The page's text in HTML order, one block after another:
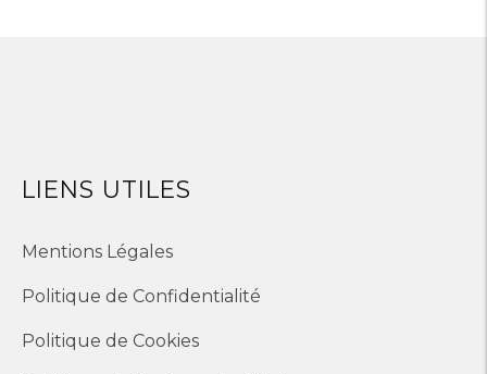
LIENS UTILES
Mentions Légales
Politique de Confidentialité
Politique de Cookies